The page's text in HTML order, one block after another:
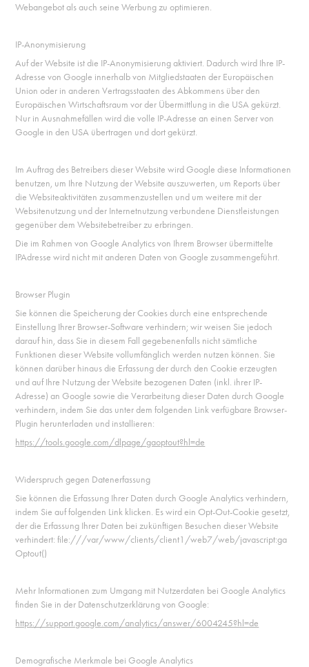
Webangebot als auch seine Werbung zu optimieren.
IP-Anonymisierung
Auf der Website ist die IP-Anonymisierung aktiviert. Dadurch wird Ihre IP-
Adresse von Google innerhalb von Mitgliedstaaten der Europäischen
Union oder in anderen Vertragsstaaten des Abkommens über den
Europäischen Wirtschaftsraum vor der Übermittlung in die USA gekürzt.
Nur in Ausnahmefällen wird die volle IP-Adresse an einen Server von
Google in den USA übertragen und dort gekürzt.
Im Auftrag des Betreibers dieser Website wird Google diese Informationen
benutzen, um Ihre Nutzung der Website auszuwerten, um Reports über
die Websiteaktivitäten zusammenzustellen und um weitere mit der
Websitenutzung und der Internetnutzung verbundene Dienstleistungen
gegenüber dem Websitebetreiber zu erbringen.
Die im Rahmen von Google Analytics von Ihrem Browser übermittelte
IPAdresse wird nicht mit anderen Daten von Google zusammengeführt.
Browser Plugin
Sie können die Speicherung der Cookies durch eine entsprechende
Einstellung Ihrer Browser-Software verhindern; wir weisen Sie jedoch
darauf hin, dass Sie in diesem Fall gegebenenfalls nicht sämtliche
Funktionen dieser Website vollumfänglich werden nutzen können. Sie
können darüber hinaus die Erfassung der durch den Cookie erzeugten
und auf Ihre Nutzung der Website bezogenen Daten (inkl. ihrer IP-
Adresse) an Google sowie die Verarbeitung dieser Daten durch Google
verhindern, indem Sie das unter dem folgenden Link verfügbare Browser-
Plugin herunterladen und installieren:
https://tools.google.com/dlpage/gaoptout?hl=de
Widerspruch gegen Datenerfassung
Sie können die Erfassung Ihrer Daten durch Google Analytics verhindern,
indem Sie auf folgenden Link klicken. Es wird ein Opt-Out-Cookie gesetzt,
der die Erfassung Ihrer Daten bei zukünftigen Besuchen dieser Website
verhindert: file:///var/www/clients/client1/web7/web/javascript:ga
Optout()
Mehr Informationen zum Umgang mit Nutzerdaten bei Google Analytics
finden Sie in der Datenschutzerklärung von Google:
https://support.google.com/analytics/answer/6004245?hl=de
Demografische Merkmale bei Google Analytics